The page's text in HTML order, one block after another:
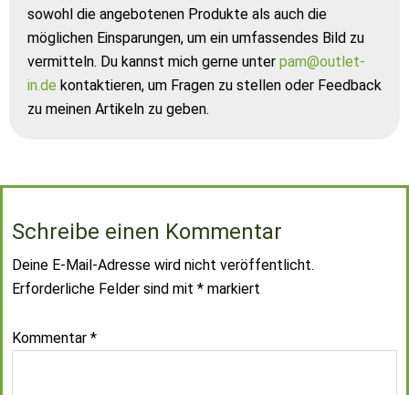
sowohl die angebotenen Produkte als auch die
möglichen Einsparungen, um ein umfassendes Bild zu
vermitteln. Du kannst mich gerne unter pam@outlet-
in.de kontaktieren, um Fragen zu stellen oder Feedback
zu meinen Artikeln zu geben.
Schreibe einen Kommentar
Deine E-Mail-Adresse wird nicht veröffentlicht.
Erforderliche Felder sind mit * markiert
Kommentar *